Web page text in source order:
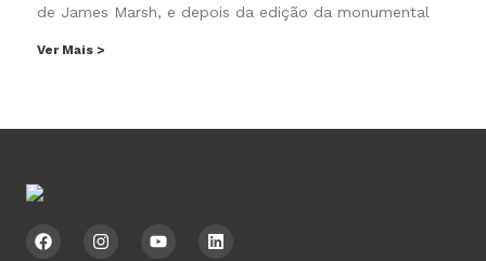
de James Marsh, e depois da edição da monumental
Ver Mais >
F
a
I
n
Y
o
L
i